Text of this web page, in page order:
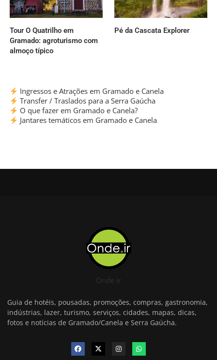
Tour O Quatrilho em
Gramado: agroturismo com
almoço típico
Pé da Cascata Explorer
Ingressos e Atrações em Gramado e Canela
Transfer / Traslados para a Serra Gaúcha
O que fazer em Gramado e Canela?
Jantares temáticos em Gramado e Canela
Onde Ir
Guia de hotéis, pousadas, promoções, compras, gastronomia,
indústrias, lazer, turismo, serviços, cidades, mapas, dicas,
fotos e notícias de Gramado/Canela e Serra Gaúcha.